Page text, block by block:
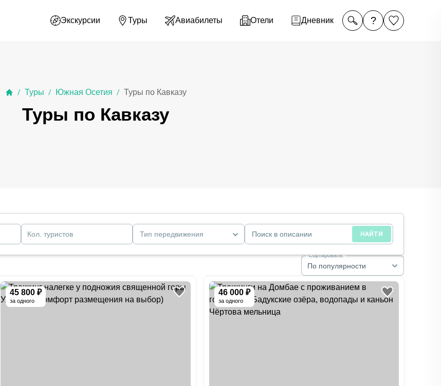
Экскурсии Туры Авиабилеты Отели Дневник ?
/ Туры / Южная Осетия / Туры по Кавказу
Туры по Кавказу
Кол. туристов Тип передвижения Поиск в описании НАЙТИ
По популярности
Сортировать:
45 800 ₽
за одного
46 000 ₽
за одного